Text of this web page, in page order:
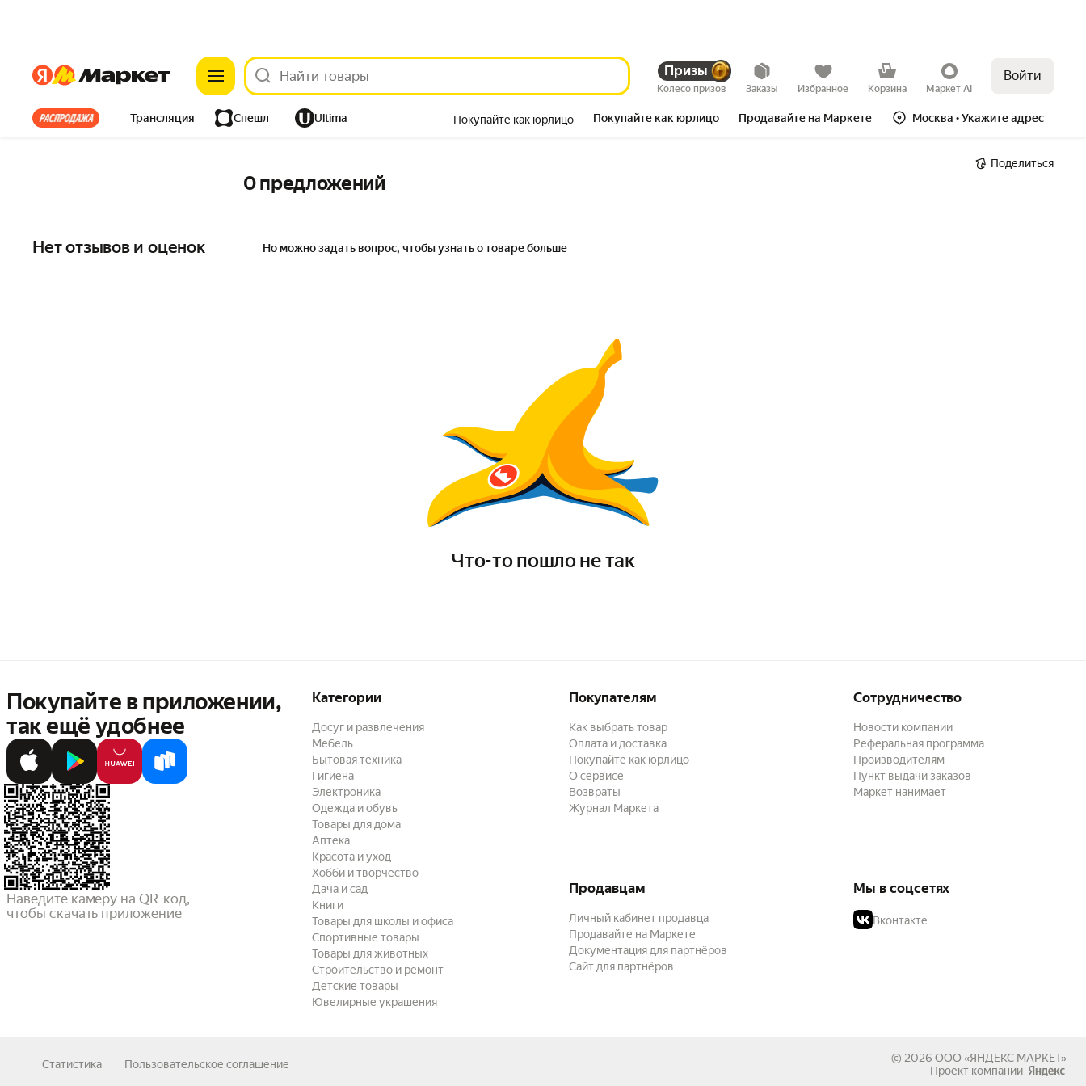
ЯндексЯндекс Призы
Колесо призов Заказы Избранное Корзина Маркет AI
Войти
Все хиты Трансляция Спешл Ultima Покупайте как юрлицо Покупайте как юрлицо Продавайте на Маркете Москва • Укажите адрес
Поделиться
0 предложений
Нет отзывов и оценок Но можно задать вопрос, чтобы узнать о товаре больше
Что-то пошло не так
Покупайте в приложении,
так ещё удобнее
Наведите камеру на QR-код,
чтобы скачать приложение
Категории
Досуг и развлечения
Мебель
Бытовая техника
Гигиена
Электроника
Одежда и обувь
Товары для дома
Аптека
Красота и уход
Хобби и творчество
Дача и сад
Книги
Товары для школы и офиса
Спортивные товары
Товары для животных
Строительство и ремонт
Детские товары
Ювелирные украшения
Покупателям
Как выбрать товар
Оплата и доставка
Покупайте как юрлицо
О сервисе
Возвраты
Журнал Маркета
Сотрудничество
Новости компании
Реферальная программа
Производителям
Пункт выдачи заказов
Маркет нанимает
Продавцам
Личный кабинет продавца
Продавайте на Маркете
Документация для партнёров
Сайт для партнёров
Мы в соцсетях
Вконтакте
Статистика Пользовательское соглашение © 2026 ООО «ЯНДЕКС МАРКЕТ»
Проект компании